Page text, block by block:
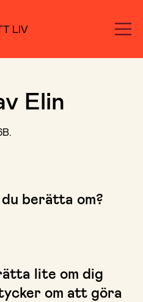
LIV
Elin
berätta om?
lite om dig
om att göra